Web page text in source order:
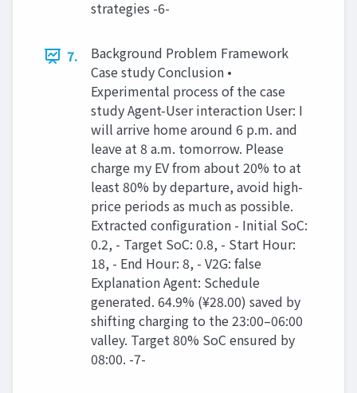
strategies -6-
7.
Background Problem Framework
Case study Conclusion •
Experimental process of the case
study Agent-User interaction User: I
will arrive home around 6 p.m. and
leave at 8 a.m. tomorrow. Please
charge my EV from about 20% to at
least 80% by departure, avoid high-
price periods as much as possible.
Extracted configuration - Initial SoC:
0.2, - Target SoC: 0.8, - Start Hour:
18, - End Hour: 8, - V2G: false
Explanation Agent: Schedule
generated. 64.9% (¥28.00) saved by
shifting charging to the 23:00–06:00
valley. Target 80% SoC ensured by
08:00. -7-